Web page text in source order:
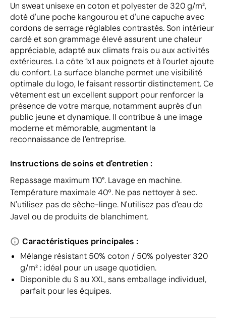
Un sweat unisexe en coton et polyester de 320 g/m²,
doté d'une poche kangourou et d'une capuche avec
cordons de serrage réglables contrastés. Son intérieur
cardé et son grammage élevé assurent une chaleur
appréciable, adapté aux climats frais ou aux activités
extérieures. La côte 1x1 aux poignets et à l'ourlet ajoute
du confort. La surface blanche permet une visibilité
optimale du logo, le faisant ressortir distinctement. Ce
vêtement est un excellent support pour renforcer la
présence de votre marque, notamment auprès d'un
public jeune et dynamique. Il contribue à une image
moderne et mémorable, augmentant la
reconnaissance de l'entreprise.
Instructions de soins et d'entretien :
Repassage maximum 110°. Lavage en machine.
Température maximale 40º. Ne pas nettoyer à sec.
N'utilisez pas de sèche-linge. N'utilisez pas d'eau de
Javel ou de produits de blanchiment.
Caractéristiques principales :
Mélange résistant 50% coton / 50% polyester 320
g/m² : idéal pour un usage quotidien.
Disponible du S au XXL, sans emballage individuel,
parfait pour les équipes.